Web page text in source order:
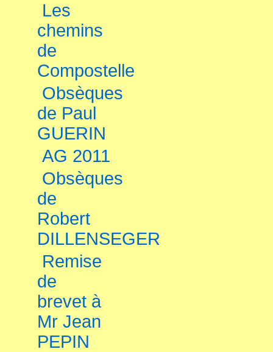
Les
chemins
de
Compostelle
Obsèques
de Paul
GUERIN
AG 2011
Obsèques
de
Robert
DILLENSEGER
Remise
de
brevet à
Mr Jean
PEPIN